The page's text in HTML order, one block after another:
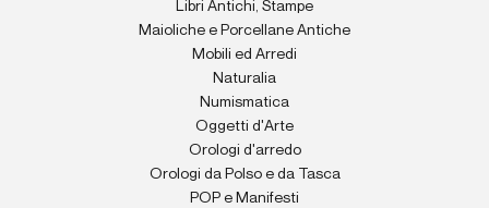
Libri Antichi, Stampe
Maioliche e Porcellane Antiche
Mobili ed Arredi
Naturalia
Numismatica
Oggetti d'Arte
Orologi d'arredo
Orologi da Polso e da Tasca
POP e Manifesti